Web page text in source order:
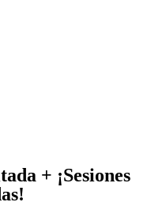
+ ¡Sesiones